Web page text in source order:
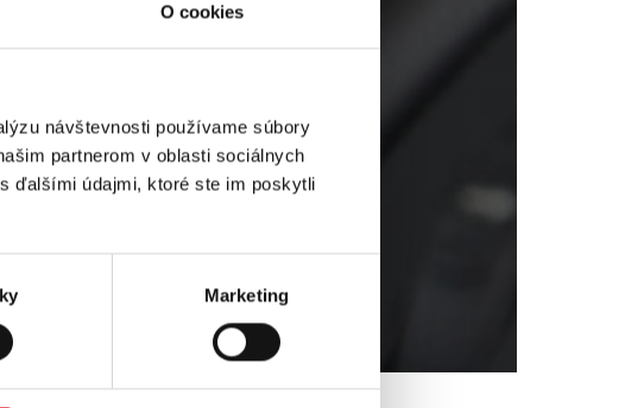
O cookies
návštevnosti používame súbory
partnerom v oblasti sociálnych
ďalšími údajmi, ktoré ste im poskytli
Marketing